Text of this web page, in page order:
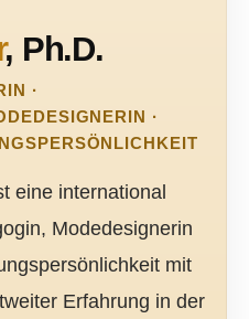
, Ph.D.
·
·
eine international
Modedesignerin
mit
Erfahrung in der